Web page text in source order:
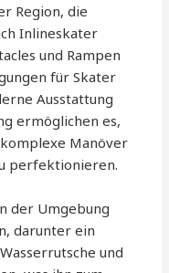
Region, die
Inlineskater
und Rampen
für Skater
Ausstattung
ermöglichen es,
Manöver
perfektionieren.
der Umgebung
darunter ein
und